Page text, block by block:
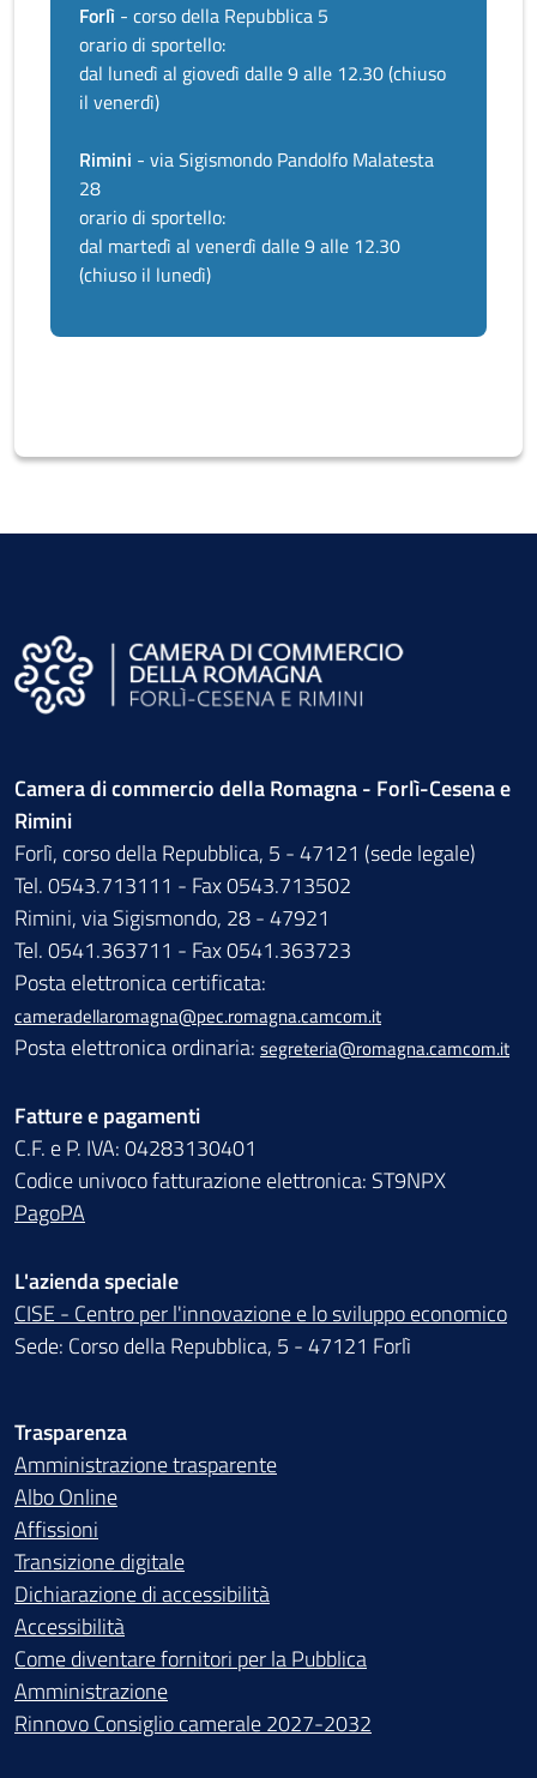
Forlì - corso della Repubblica 5
orario di sportello:
dal lunedì al giovedì dalle 9 alle 12.30 (chiuso
il venerdì)
Rimini - via Sigismondo Pandolfo Malatesta
28
orario di sportello:
dal martedì al venerdì dalle 9 alle 12.30
(chiuso il lunedì)
Camera di commercio della Romagna - Forlì-Cesena e
Rimini
Forlì, corso della Repubblica, 5 - 47121 (sede legale)
Tel. 0543.713111 - Fax 0543.713502
Rimini, via Sigismondo, 28 - 47921
Tel. 0541.363711 - Fax 0541.363723
Posta elettronica certificata:
cameradellaromagna@pec.romagna.camcom.it
Posta elettronica ordinaria: segreteria@romagna.camcom.it
Fatture e pagamenti
C.F. e P. IVA: 04283130401
Codice univoco fatturazione elettronica: ST9NPX
PagoPA
L'azienda speciale
CISE - Centro per l'innovazione e lo sviluppo economico
Sede: Corso della Repubblica, 5 - 47121 Forlì
Trasparenza
Amministrazione trasparente
Albo Online
Affissioni
Transizione digitale
Dichiarazione di accessibilità
Accessibilità
Come diventare fornitori per la Pubblica
Amministrazione
Rinnovo Consiglio camerale 2027-2032